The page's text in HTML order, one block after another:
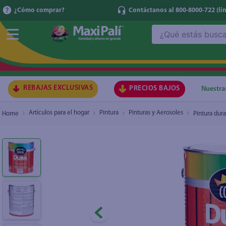
¿Cómo comprar? Contáctanos al 800-8000-722
REBAJAS EXCLUSIVAS PRECIOS BAJOS
Artículos para el hogar Pintura Pinturas y Aerosoles Pintura
Pintura dura anticorrosiva Corona color rojo -
1.
2.
atun